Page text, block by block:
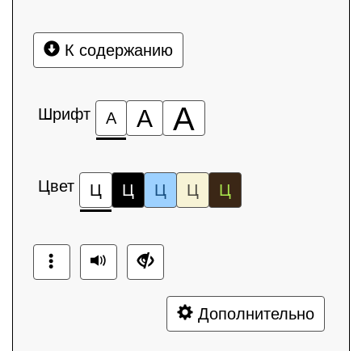
К содержанию
Шрифт А А А
Цвет Ц Ц Ц Ц Ц
Дополнительно